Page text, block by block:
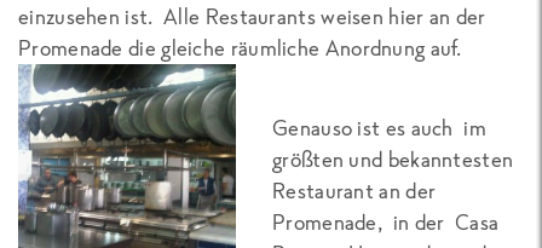
einzusehen ist. Alle Restaurants weisen hier an der
Promenade die gleiche räumliche Anordnung auf.
Genauso ist es auch im
größten und bekanntesten
Restaurant an der
Promenade, in der Casa